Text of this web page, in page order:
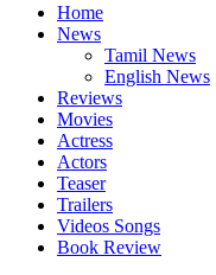
Home
News
Tamil News
English News
Reviews
Movies
Actress
Actors
Teaser
Trailers
Videos Songs
Book Review